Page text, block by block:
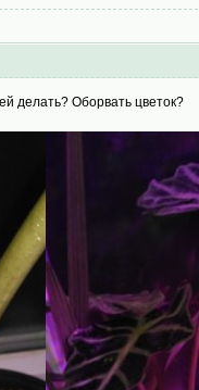
делать? Оборвать цветок?